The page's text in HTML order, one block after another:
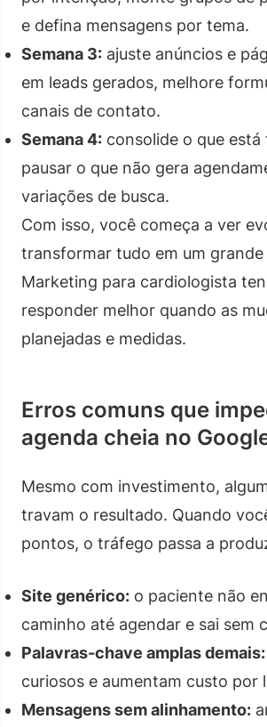
e defina mensagens por tema.
Semana 3: ajuste anúncios e
em leads gerados, melhore
canais de contato.
Semana 4: consolide o que
pausar o que não gera
variações de busca.
Com isso, você começa a ver
transformar tudo em um
Marketing para cardiologista
responder melhor quando as
planejadas e medidas.
Erros comuns que
agenda cheia no
Mesmo com investimento,
travam o resultado. Quando
pontos, o tráfego passa a
Site genérico: o paciente não
caminho até agendar e sai sem
Palavras-chave amplas demais:
curiosos e aumentam custo por
Mensagens sem alinhamento: